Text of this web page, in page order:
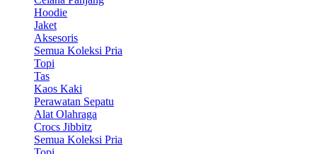
Hoodie
Jaket
Aksesoris
Semua Koleksi Pria
Topi
Tas
Kaos Kaki
Perawatan Sepatu
Alat Olahraga
Crocs Jibbitz
Semua Koleksi Pria